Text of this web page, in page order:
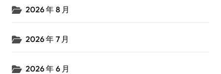
2026 年 8 月
2026 年 7 月
2026 年 6 月